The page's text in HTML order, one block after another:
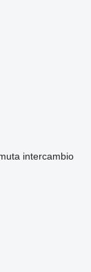
intercambio